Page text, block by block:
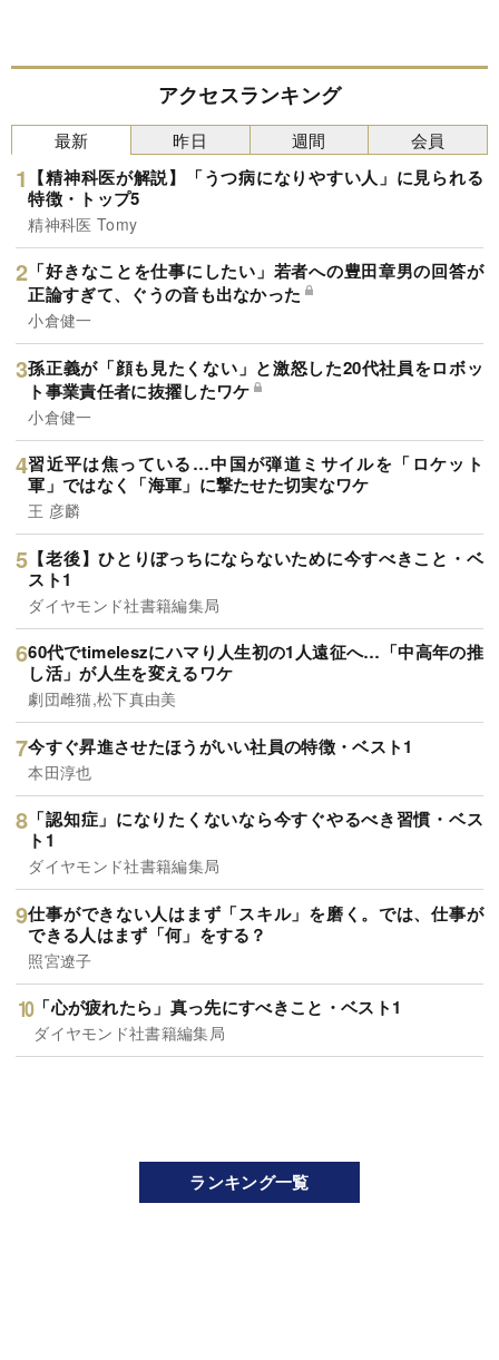
アクセスランキング
最新
【精神科医が解説】「うつ病になりやすい人」に見られる
特徴・トップ5
精神科医 Tomy
「好きなことを仕事にしたい」若者への豊田章男の回答が
正論すぎて、ぐうの音も出なかった
小倉健一
孫正義が「顔も見たくない」と激怒した20代社員をロボッ
ト事業責任者に抜擢したワケ
小倉健一
習近平は焦っている…中国が弾道ミサイルを「ロケット
軍」ではなく「海軍」に撃たせた切実なワケ
王 彦麟
【老後】ひとりぼっちにならないために今すべきこと・ベ
スト1
ダイヤモンド社書籍編集局
60代でtimeleszにハマり人生初の1人遠征へ…「中高年の推
し活」が人生を変えるワケ
劇団雌猫,松下真由美
今すぐ昇進させたほうがいい社員の特徴・ベスト1
本田淳也
「認知症」になりたくないなら今すぐやるべき習慣・ベス
ト1
ダイヤモンド社書籍編集局
仕事ができない人はまず「スキル」を磨く。では、仕事が
できる人はまず「何」をする？
照宮遼子
「心が疲れたら」真っ先にすべきこと・ベスト1
ダイヤモンド社書籍編集局
昨日 週間 会員
ランキング一覧